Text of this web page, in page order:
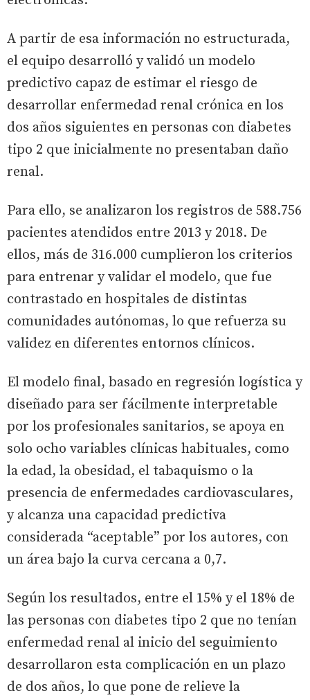
A partir de esa información no estructurada,
el equipo desarrolló y validó un modelo
predictivo capaz de estimar el riesgo de
desarrollar enfermedad renal crónica en los
dos años siguientes en personas con diabetes
tipo 2 que inicialmente no presentaban daño
renal.
Para ello, se analizaron los registros de 588.756
pacientes atendidos entre 2013 y 2018. De
ellos, más de 316.000 cumplieron los criterios
para entrenar y validar el modelo, que fue
contrastado en hospitales de distintas
comunidades autónomas, lo que refuerza su
validez en diferentes entornos clínicos.
El modelo final, basado en regresión logística y
diseñado para ser fácilmente interpretable
por los profesionales sanitarios, se apoya en
solo ocho variables clínicas habituales, como
la edad, la obesidad, el tabaquismo o la
presencia de enfermedades cardiovasculares,
y alcanza una capacidad predictiva
considerada “aceptable” por los autores, con
un área bajo la curva cercana a 0,7.
Según los resultados, entre el 15% y el 18% de
las personas con diabetes tipo 2 que no tenían
enfermedad renal al inicio del seguimiento
desarrollaron esta complicación en un plazo
de dos años, lo que pone de relieve la